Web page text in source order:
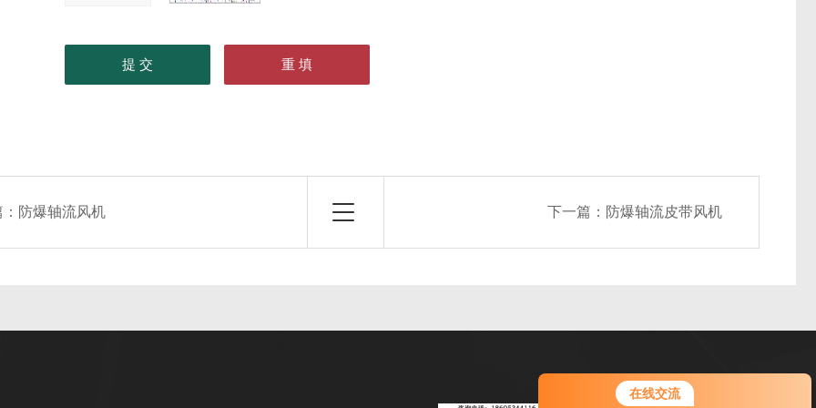
在线交流
防爆轴流风机 下一篇： 防爆轴流皮带风机